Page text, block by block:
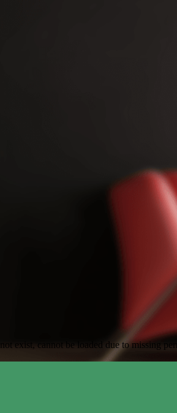
exist, cannot be loaded due to missing